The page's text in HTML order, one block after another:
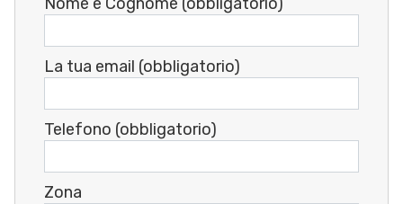
La tua email (obbligatorio)
Telefono (obbligatorio)
Zona